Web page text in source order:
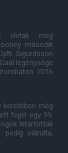
vívtak meg
második
Sigurdsson
legénysége
2016
keretében még
fejjel egy 95.
kitartottak
elárulta,